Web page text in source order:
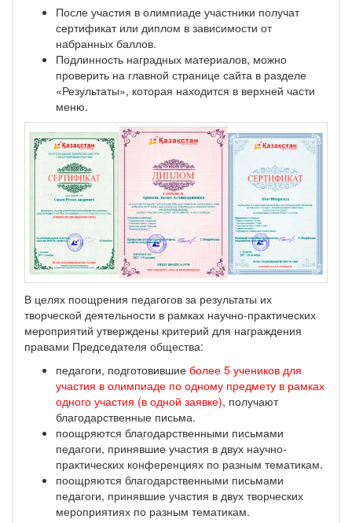
После участия в олимпиаде участники получат
сертификат или диплом в зависимости от
набранных баллов.
Подлинность наградных материалов, можно
проверить на главной странице сайта в разделе
«Результаты», которая находится в верхней части
меню.
В целях поощрения педагогов за результаты их
творческой деятельности в рамках научно-практических
мероприятий утверждены критерий для награждения
правами Председателя общества:
педагоги, подготовившие более 5 учеников для
участия в олимпиаде по одному предмету в рамках
одного участия (в одной заявке), получают
благодарственные письма.
поощряются благодарственными письмами
педагоги, принявшие участия в двух научно-
практических конференциях по разным тематикам.
поощряются благодарственными письмами
педагоги, принявшие участия в двух творческих
мероприятиях по разным тематикам.